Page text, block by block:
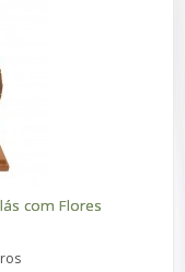
com Flores